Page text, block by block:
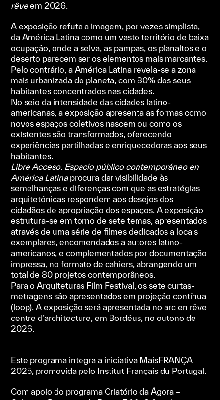
rêve em 2026.
A exposição refuta a imagem, por vezes simplista,
da América Latina como um vasto território de baixa
ocupação, onde a selva, as pampas, os planaltos e o
deserto parecem ser os elementos mais marcantes.
Pelo contrário, a América Latina revela-se a zona
mais urbanizada do planeta, com 80% dos seus
habitantes concentrados nas cidades.
No seio da intensidade das cidades latino-
americanas, a exposição apresenta as formas como
novos espaços coletivos nascem ou como os
existentes são transformados, oferecendo
experiências partilhadas e enriquecedoras aos seus
habitantes.
Libre Acceso. Espacio público contemporáneo en
América Latinaprocura dar visibilidade às
semelhanças e diferenças com que as estratégias
arquitetónicas respondem aos desejos dos
cidadãos de apropriação dos espaços. A exposição
estrutura-se em torno de sete temas, apresentados
através de uma série de filmes dedicados a locais
exemplares, encomendados a autores latino-
americanos, e complementados por documentação
impressa, no formato de cahiers, abrangendo um
total de 80 projetos contemporâneos.
Para o Arquiteturas Film Festival, os sete curtas-
metragens são apresentados em projeção contínua
(loop). A exposição será apresentada no arc en rêve
centre d’architecture, em Bordéus, no outono de
2026.
Este programa integra a iniciativa MaisFRANÇA
2025, promovida pelo Institut Français du Portugal.
Com apoio do programa Criatório da Ágora –